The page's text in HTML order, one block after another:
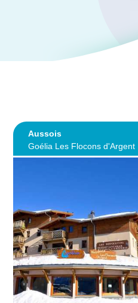
Aussois
Goélia Les Flocons d'Argent